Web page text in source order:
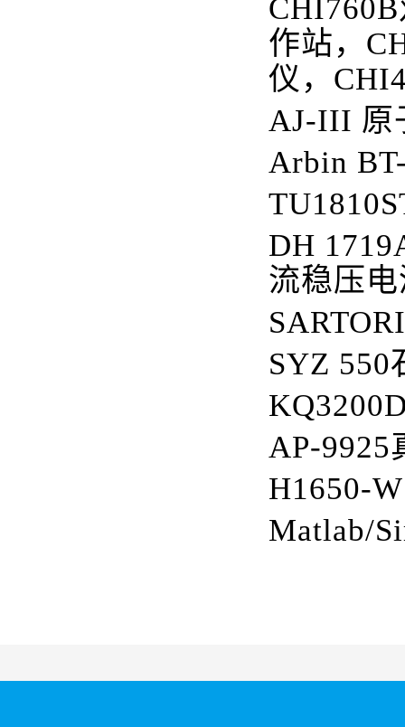
CHI760B
作站，
仪，
AJ-III 原
Arbin
DH
流稳压
SYZ 550
AP-9925
H1650-W
Matlab/